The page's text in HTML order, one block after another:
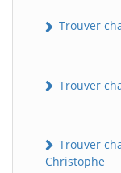
Trouver
Trouver
Trouver
Christophe